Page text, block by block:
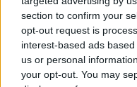
section to confirm your
opt-out request is
interest-based ads
us or personal
your opt-out. You may
dell’assurdità,
giudizi dei soloni
centrocampista
profetico oltre ogni